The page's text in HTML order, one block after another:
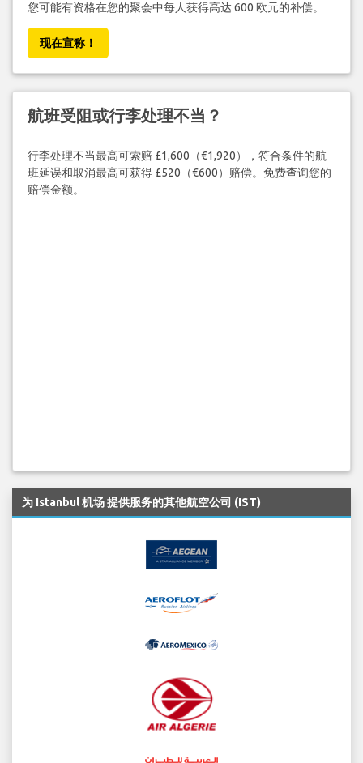
您可能有资格在您的聚会中每人获得高达 600 欧元的补偿。
现在宣称！
航班受阻或行李处理不当？
行李处理不当最高可索赔 £1,600（€1,920），符合条件的航
班延误和取消最高可获得 £520（€600）赔偿。免费查询您的
赔偿金额。
为 Istanbul 机场 提供服务的其他航空公司 (IST)